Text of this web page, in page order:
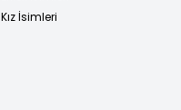
Kız İsimleri